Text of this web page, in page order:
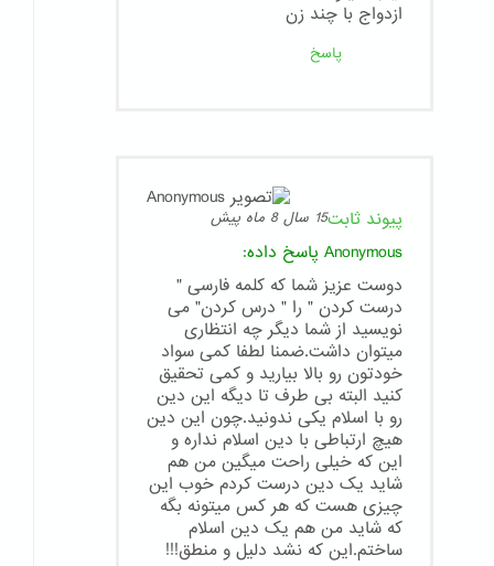
ازدواج با چند زن
پاسخ
پیوند ثابت15 سال 8 ماه پیش
Anonymous پاسخ داده:
دوست عزیز شما که کلمه فارسی "
درست کردن " را " درس کردن" می
نویسید از شما دیگر چه انتظاری
میتوان داشت.ضمنا لطفا کمی سواد
خودتون رو بالا بیارید و کمی تحقیق
کنید البته بی طرف تا دیگه این دین
رو با اسلام یکی ندونید.چون این دین
هیچ ارتباطی با دین اسلام نداره و
این که خیلی راحت میگین من هم
شاید یک دین درست کردم خوب این
چیزی هست که هر کس میتونه بگه
که شاید من هم یک دین اسلام
ساختم.این که نشد دلیل و منطق!!!